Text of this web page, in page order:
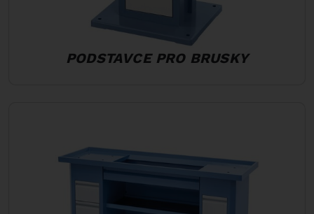
PODSTAVCE PRO BRUSKY